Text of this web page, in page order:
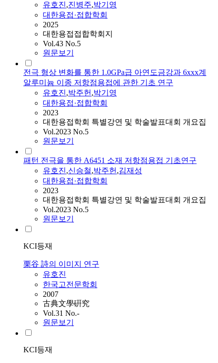
유호진,진병주,박기영
대한용접·접합학회
2025
대한용접접합학회지
Vol.43 No.5
원문보기
전극 형상 변화를 통한 1.0GPa급 아연도금강과 6xxx계
알루미늄 이종 저항점용접에 관한 기초 연구
유호진,박주헌,박기영
대한용접·접합학회
2023
대한용접학회 특별강연 및 학술발표대회 개요집
Vol.2023 No.5
원문보기
패턴 전극을 통한 A6451 소재 저항점용접 기초연구
유호진,신승철,박주헌,김재성
대한용접·접합학회
2023
대한용접학회 특별강연 및 학술발표대회 개요집
Vol.2023 No.5
원문보기
KCI등재
栗谷 詩의 이미지 연구
유호진
한국고전문학회
2007
古典文學硏究
Vol.31 No.-
원문보기
KCI등재